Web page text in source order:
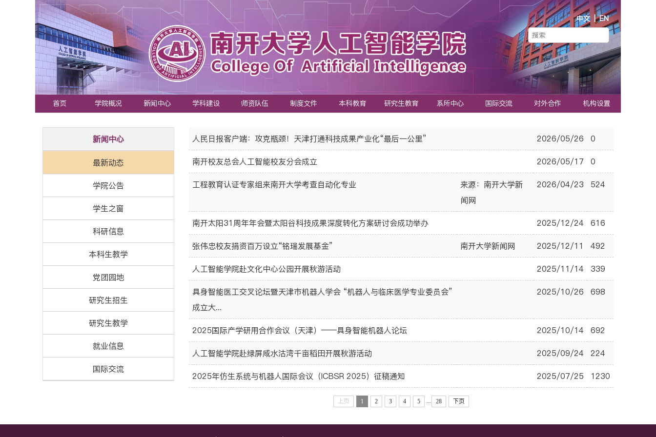
中文 | EN
首页 学院概况 新闻中心 学科建设 师资队伍 制度文件 本科教育 研究生教育 系所中心 国际交流 对外合作 机构设置
新闻中心
最新动态
学院公告
学生之窗
科研信息
本科生教学
党团园地
研究生招生
研究生教学
就业信息
国际交流
人民日报客户端：攻克瓶颈！天津打通科技成果产业化“最后一公里” 2026/05/26 0
南开校友总会人工智能校友分会成立 2026/05/17 0
工程教育认证专家组来南开大学考查自动化专业
来源：南开大学新
闻网
2026/04/23 524
南开太阳31周年年会暨太阳谷科技成果深度转化方案研讨会成功举办 2025/12/24 616
张伟忠校友捐资百万设立“铭瑞发展基金” 南开大学新闻网 2025/12/11 492
人工智能学院赴文化中心公园开展秋游活动 2025/11/14 339
具身智能医工交叉论坛暨天津市机器人学会 “机器人与临床医学专业委员会”
成立大...
2025/10/26 698
2025国际产学研用合作会议（天津）——具身智能机器人论坛 2025/10/14 692
人工智能学院赴绿屏咸水沽湾千亩稻田开展秋游活动 2025/09/24 224
2025年仿生系统与机器人国际会议（ICBSR 2025）征稿通知 2025/07/25 1230
上页 1 2 3 4 5 28 下页